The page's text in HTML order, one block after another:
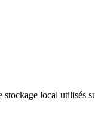
stockage local utilisés